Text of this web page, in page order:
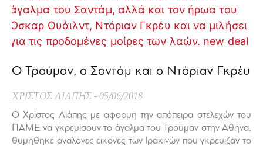
Ο Τρούμαν, ο Σαντάμ και ο Ντόριαν Γκρέυ
ΧΡΙΣΤΟΣ ΛΙΑΠΗΣ 05/06/2018
Ο Χρίστος Λιάπης με αφορμή την απόπειρα στελεχών του
ΠΑΜΕ να γκρεμίσουν το άγαλμα του Τρούμαν στην Αθήνα,
θυμήθηκε ανάλογες εικόνες των Ιρακινών που γκρέμιζαν το